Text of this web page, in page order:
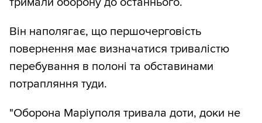
Він наполягає, що першочерговість
повернення має визначатися тривалістю
перебування в полоні та обставинами
потрапляння туди.
"Оборона Маріуполя тривала доти, доки не